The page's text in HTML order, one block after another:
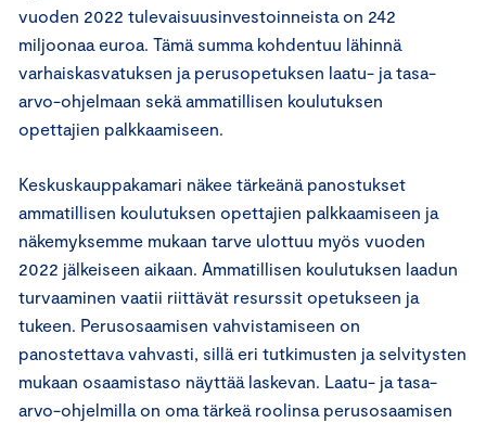
vuoden 2022 tulevaisuusinvestoinneista on 242
miljoonaa euroa. Tämä summa kohdentuu lähinnä
varhaiskasvatuksen ja perusopetuksen laatu- ja tasa-
arvo-ohjelmaan sekä ammatillisen koulutuksen
opettajien palkkaamiseen.
Keskuskauppakamari näkee tärkeänä panostukset
ammatillisen koulutuksen opettajien palkkaamiseen ja
näkemyksemme mukaan tarve ulottuu myös vuoden
2022 jälkeiseen aikaan. Ammatillisen koulutuksen laadun
turvaaminen vaatii riittävät resurssit opetukseen ja
tukeen. Perusosaamisen vahvistamiseen on
panostettava vahvasti, sillä eri tutkimusten ja selvitysten
mukaan osaamistaso näyttää laskevan. Laatu- ja tasa-
arvo-ohjelmilla on oma tärkeä roolinsa perusosaamisen